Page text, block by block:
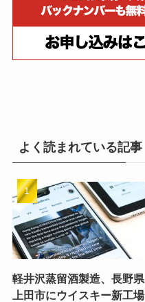
よく読まれている記事
軽井沢蒸留酒製造、長野県
上田市にウイスキー新工場